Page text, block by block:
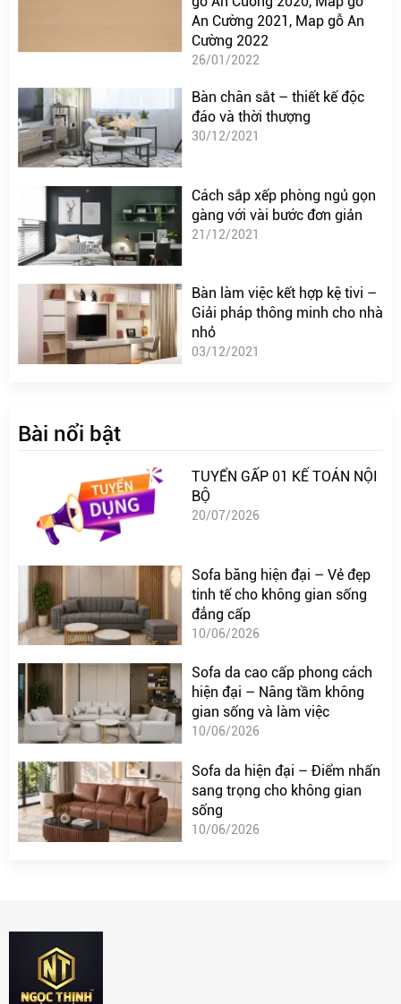
An Cường 2021, Map gỗ An
Cường 2022
26/01/2022
Bàn chân sắt – thiết kế độc
đáo và thời thượng
30/12/2021
Cách sắp xếp phòng ngủ gọn
gàng với vài bước đơn giản
21/12/2021
Bàn làm việc kết hợp kệ tivi –
Giải pháp thông minh cho nhà
nhỏ
03/12/2021
Bài nổi bật
TUYỂN GẤP 01 KẾ TOÁN NỘI
BỘ
20/07/2026
Sofa băng hiện đại – Vẻ đẹp
tinh tế cho không gian sống
đẳng cấp
10/06/2026
Sofa da cao cấp phong cách
hiện đại – Nâng tầm không
gian sống và làm việc
10/06/2026
Sofa da hiện đại – Điểm nhấn
sang trọng cho không gian
sống
10/06/2026